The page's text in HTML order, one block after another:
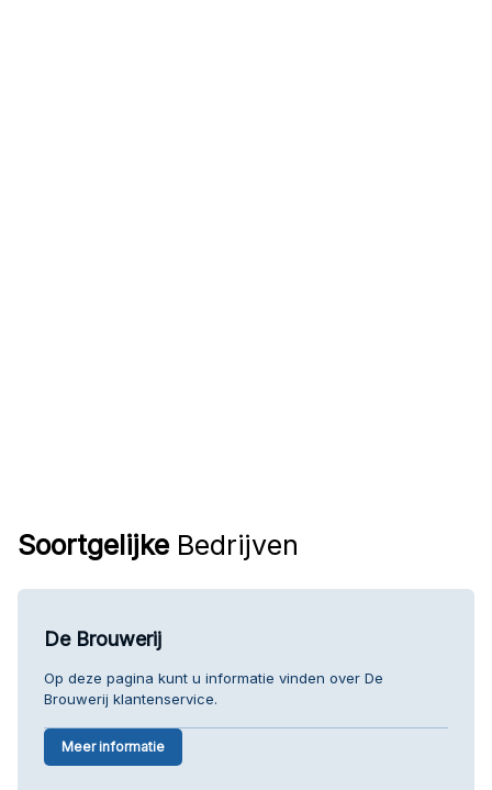
Soortgelijke Bedrijven
De Brouwerij
Op deze pagina kunt u informatie vinden over De
Brouwerij klantenservice.
Meer informatie